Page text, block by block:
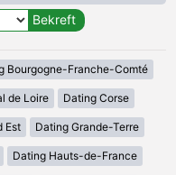
Bourgogne-Franche-Comté
de Loire Dating Corse
Est Dating Grande-Terre
Dating Hauts-de-France